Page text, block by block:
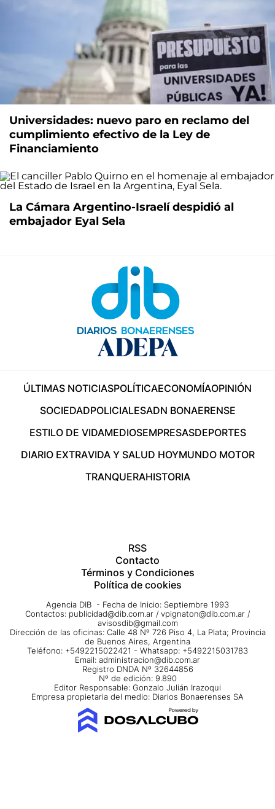
Universidades: nuevo paro en reclamo del
cumplimiento efectivo de la Ley de
Financiamiento
La Cámara Argentino-Israelí despidió al
embajador Eyal Sela
ÚLTIMAS NOTICIASPOLÍTICAECONOMÍAOPINIÓN
SOCIEDADPOLICIALESADN BONAERENSE
ESTILO DE VIDAMEDIOSEMPRESASDEPORTES
DIARIO EXTRAVIDA Y SALUD HOYMUNDO MOTOR
TRANQUERAHISTORIA
RSS
Contacto
Términos y Condiciones
Política de cookies
Agencia DIB - Fecha de Inicio: Septiembre 1993
Contactos: publicidad@dib.com.ar / vpignaton@dib.com.ar /
avisosdib@gmail.com
Dirección de las oficinas: Calle 48 Nº 726 Piso 4, La Plata; Provincia
de Buenos Aires, Argentina
Teléfono: +5492215022421 - Whatsapp: +5492215031783
Email: administracion@dib.com.ar
Registro DNDA Nº 32644856
Nº de edición: 9.890
Editor Responsable: Gonzalo Julián Irazoqui
Empresa propietaria del medio: Diarios Bonaerenses SA